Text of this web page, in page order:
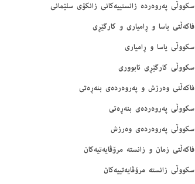
سکووڵی پەروەردە زانستییەکانی زانکۆی سلێمانی
فاکەڵتی یاسا و ڕامیاری و کارگێڕی
سکووڵی یاسا و ڕامیاری
سکووڵی کارگێڕی ئابووری
فاکەڵتی وەرزش و پەروەردەی بنەڕەتی
سکووڵی پەروەردەی بنەڕەتی
سکووڵی پەروەردەی وەرزش
فاکەڵتی زمان و زانستە مرۆڤایەتیەکان
سکووڵی زانستە مرۆڤایەتییەکان